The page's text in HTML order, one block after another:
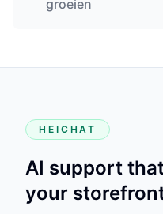
groeien
HEICHAT
AI support
your